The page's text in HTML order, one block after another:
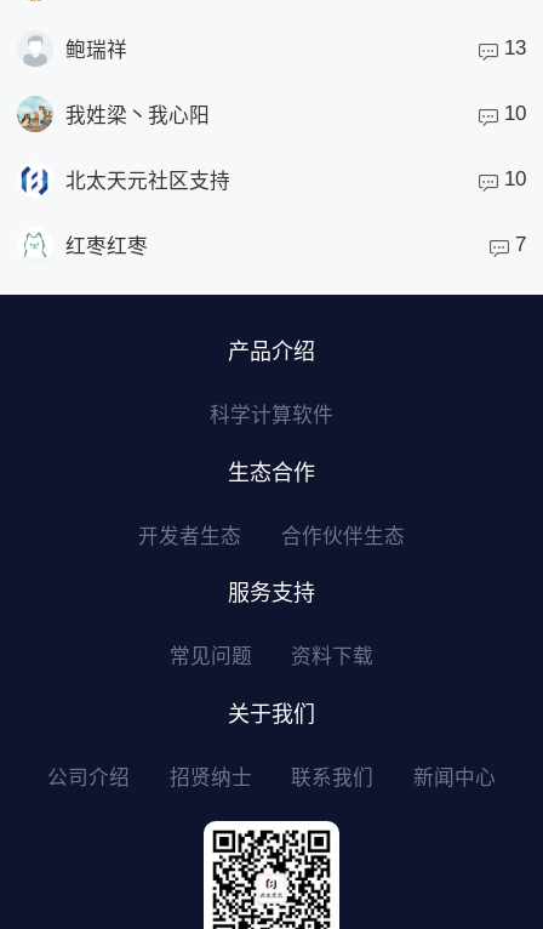
鲍瑞祥 13
我姓梁丶我心阳 10
北太天元社区支持 10
红枣红枣 7
产品介绍
科学计算软件
生态合作
开发者生态 合作伙伴生态
服务支持
常见问题 资料下载
关于我们
公司介绍 招贤纳士 联系我们 新闻中心